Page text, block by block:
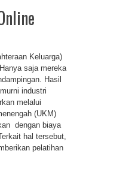
Keluarga)
saja mereka
Hasil
industri
melalui
(UKM)
dengan biaya
hal tersebut,
pelatihan